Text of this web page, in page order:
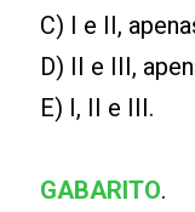
C) I e II,
D) II e III,
E) I, II e III.
GABARITO.